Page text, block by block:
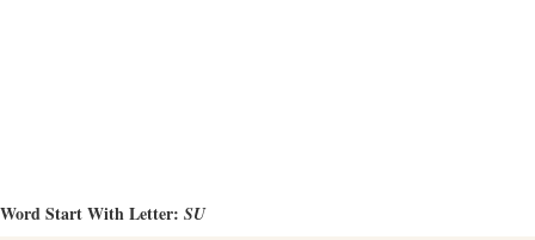
Word Start With Letter: SU